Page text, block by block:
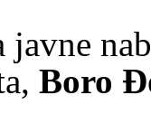
javne
Boro